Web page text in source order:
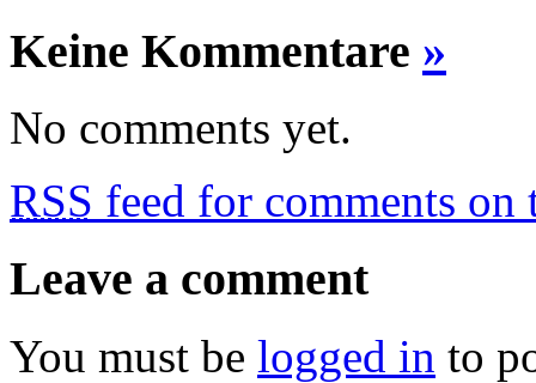
Keine Kommentare »
No comments yet.
RSS feed for comments on
Leave a comment
You must be logged in to